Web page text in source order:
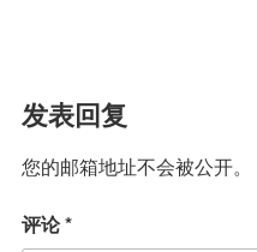
发表回复
您的邮箱地址不会被公开。
评论*